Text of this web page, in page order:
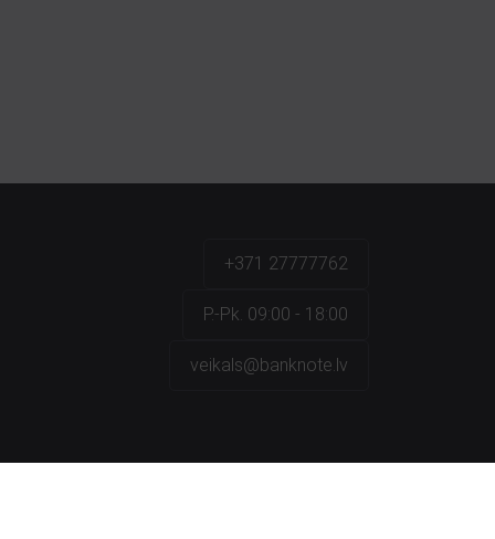
+371 27777762
P.-Pk. 09:00 - 18:00
veikals@banknote.lv